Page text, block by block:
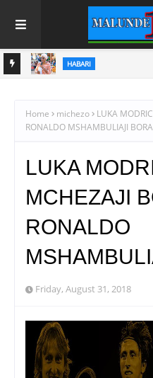
HABARI SHINYANGA
Home michezo
LUKA
RONALDO MSHAMBULIAJI BORA
LUKA
MCHEZAJI
RONALDO
Friday, August 31, 2018